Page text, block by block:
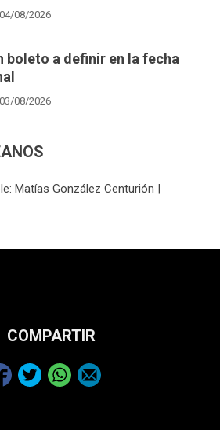
04/08/2026
boleto a definir en la fecha
03/08/2026
Matías González Centurión |
COMPARTIR